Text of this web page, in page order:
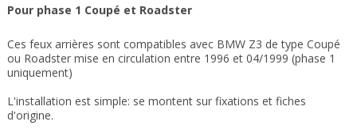
Pour phase 1 Coupé et Roadster
Ces feux arrières sont compatibles avec BMW Z3 de type Coupé
ou Roadster mise en circulation entre 1996 et 04/1999 (phase 1
uniquement)
L'installation est simple: se montent sur fixations et fiches
d'origine.